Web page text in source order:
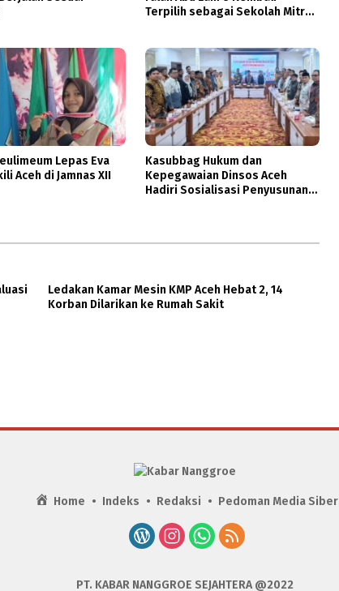
Terpilih sebagai Sekolah Mitra
Lepas Eva
Aceh di Jamnas XII
Kasubbag Hukum dan
Kepegawaian Dinsos Aceh
Hadiri Sosialisasi Penyusunan
Ledakan Kamar Mesin KMP Aceh Hebat 2, 14
Korban Dilarikan ke Rumah Sakit
Home Indeks Redaksi Pedoman Media Siber
PT. KABAR NANGGROE SEJAHTERA @2022